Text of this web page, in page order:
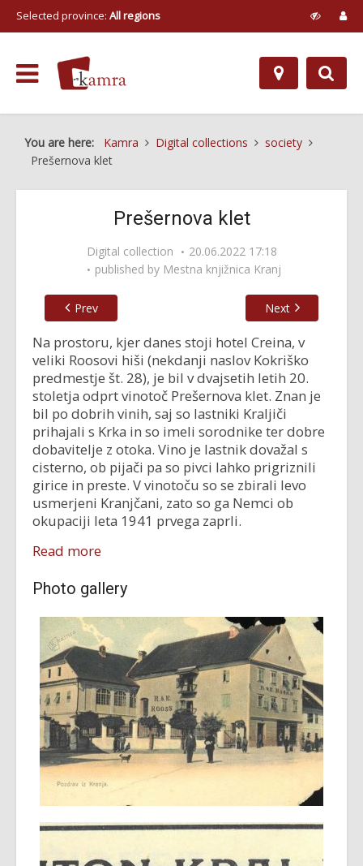
Selected province: All regions
You are here: Kamra Digital collections
society
Prešernova klet
Prešernova klet
Digital collection
20.06.2022 17:18
published by Mestna knjižnica Kranj
Prev Next
Na prostoru, kjer danes stoji hotel Creina, v
veliki Roosovi hiši (nekdanji naslov Kokriško
predmestje št. 28), je bil v dvajsetih letih 20.
stoletja odprt vinotoč Prešernova klet. Znan je
bil po dobrih vinih, saj so lastniki Kraljiči
prihajali s Krka in so imeli sorodnike ter dobre
dobavitelje z otoka. Vino je lastnik dovažal s
cisterno, ob pijači pa so pivci lahko prigriznili
girice in preste. V vinotoču so se zbirali levo
usmerjeni Kranjčani, zato so ga Nemci ob
okupaciji leta 1941 prvega zaprli.
Read more
Photo gallery